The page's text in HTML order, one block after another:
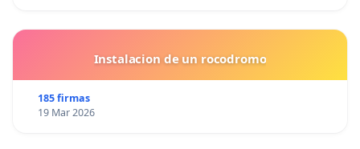
Instalacion de un rocodromo
185 firmas
19 Mar 2026